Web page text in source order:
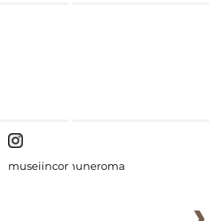
museiincomuneroma